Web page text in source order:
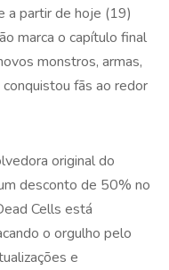
a partir de hoje (19)
marca o capítulo final
monstros, armas,
fãs ao redor
original do
desconto de 50% no
Cells está
o orgulho pelo
e